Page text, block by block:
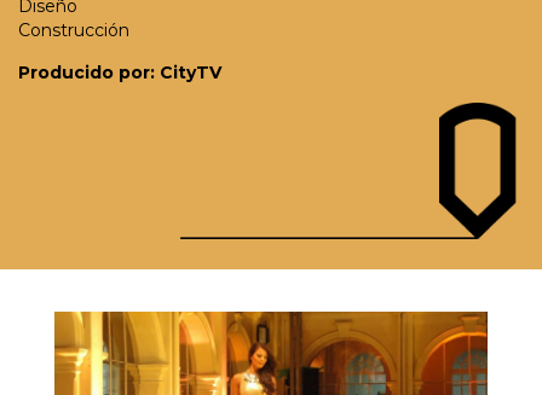
Diseño
Construcción
Producido por: CityTV